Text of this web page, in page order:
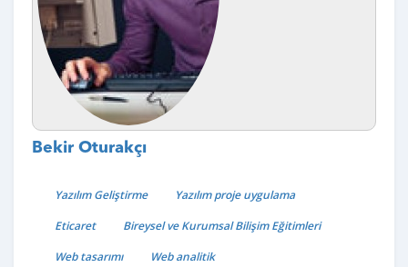
Bekir Oturakçı
Yazılım Geliştirme
Yazılım proje uygulama
Eticaret
Bireysel ve Kurumsal Bilişim Eğitimleri
Web tasarımı
Web analitik